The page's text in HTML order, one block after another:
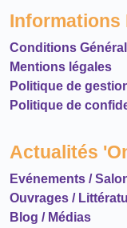
Informations
Conditions
Mentions légales
Politique de
Politique de
Actualités
Evénements /
Ouvrages /
Blog / Médias